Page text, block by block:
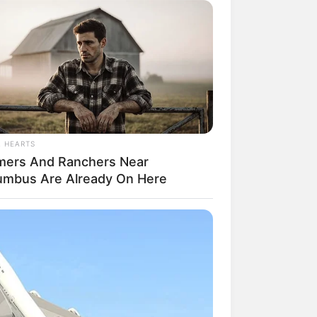
Traditionsseglertreffen in
frei. Weitere Informationen:
HEARTS
And Ranchers Near
Are Already On Here
endet fast tödlich
WAKA
Of Paul McCartney, 83. He
Confirmed To Be...!